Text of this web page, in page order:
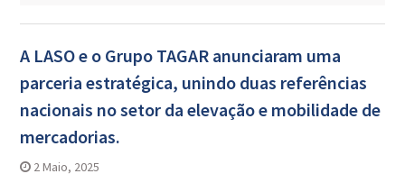
A LASO e o Grupo TAGAR anunciaram uma
parceria estratégica, unindo duas referências
nacionais no setor da elevação e mobilidade de
mercadorias.
2 Maio, 2025